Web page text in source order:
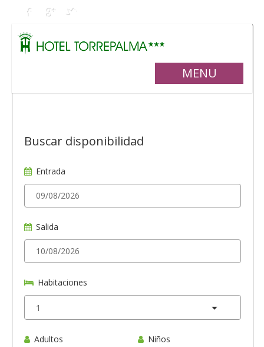
MENU
Buscar disponibilidad
Entrada
Salida
Habitaciones
Adultos Niños